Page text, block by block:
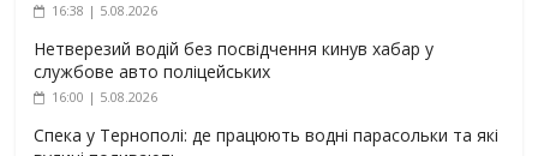
16:38 | 5.08.2026
Нетверезий водій без посвідчення кинув хабар у
службове авто поліцейських
16:00 | 5.08.2026
Спека у Тернополі: де працюють водні парасольки та які